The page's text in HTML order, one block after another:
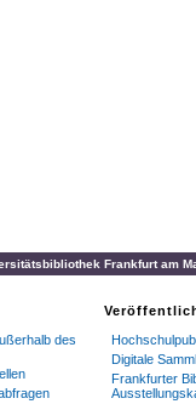
Frankfurt am
des
Digitale
Frankfurter